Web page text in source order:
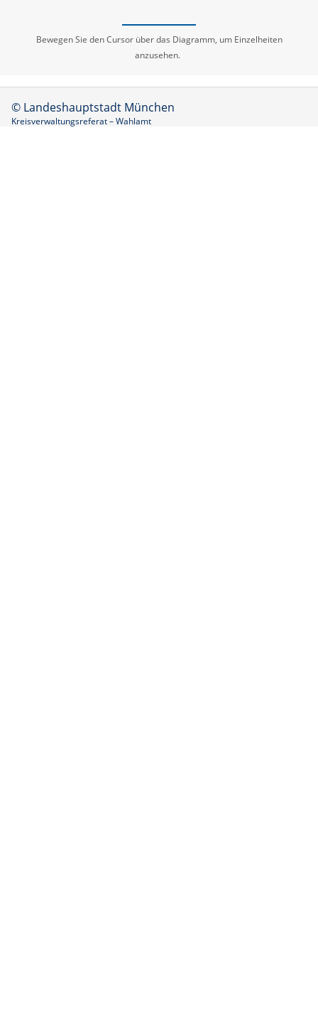
Bewegen Sie den Cursor über das Diagramm, um Einzelheiten
anzusehen.
© Landeshauptstadt München
Kreisverwaltungsreferat – Wahlamt